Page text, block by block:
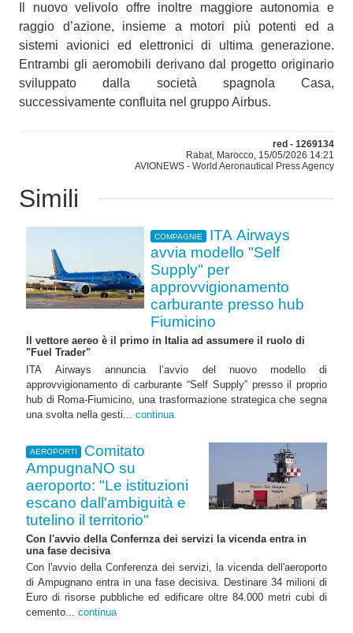
Il nuovo velivolo offre inoltre maggiore autonomia e
raggio d’azione, insieme a motori più potenti ed a
sistemi avionici ed elettronici di ultima generazione.
Entrambi gli aeromobili derivano dal progetto originario
sviluppato dalla società spagnola Casa,
successivamente confluita nel gruppo Airbus.
red - 1269134
Rabat, Marocco, 15/05/2026 14:21
AVIONEWS - World Aeronautical Press Agency
Simili
COMPAGNIE
ITA Airways
avvia modello "Self
Supply" per
approvvigionamento
carburante presso hub
Fiumicino
Il vettore aereo è il primo in Italia ad assumere il ruolo di
"Fuel Trader"
ITA Airways annuncia l’avvio del nuovo modello di
approvvigionamento di carburante “Self Supply” presso il proprio
hub di Roma-Fiumicino, una trasformazione strategica che segna
una svolta nella gesti... continua
AEROPORTI
Comitato
AmpugnaNO su
aeroporto: "Le istituzioni
escano dall'ambiguità e
tutelino il territorio"
Con l'avvio della Confernza dei servizi la vicenda entra in
una fase decisiva
Con l'avvio della Conferenza dei servizi, la vicenda dell'aeroporto
di Ampugnano entra in una fase decisiva. Destinare 34 milioni di
Euro di risorse pubbliche ed edificare oltre 84.000 metri cubi di
cemento... continua